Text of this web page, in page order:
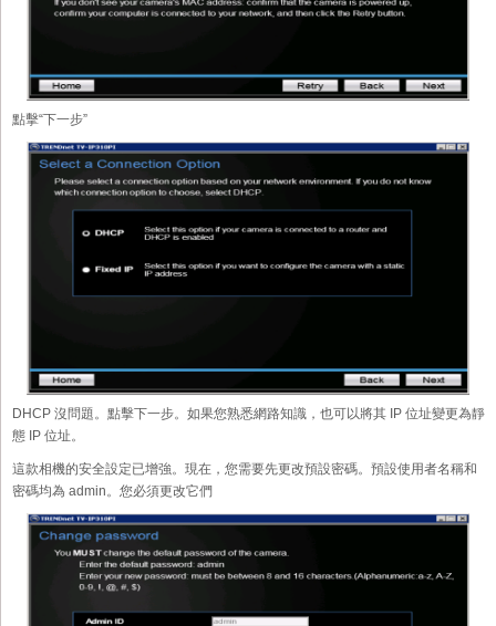
點擊“下一步”
DHCP 沒問題。點擊下一步。如果您熟悉網路知識，也可以將其 IP 位址變更為靜
態 IP 位址。
這款相機的安全設定已增強。現在，您需要先更改預設密碼。預設使用者名稱和
密碼均為 admin。您必須更改它們